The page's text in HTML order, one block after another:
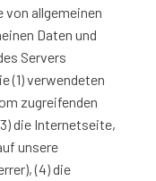
allgemeinen
Daten und
Servers
(1) verwendeten
zugreifenden
die Internetseite,
unsere
(4) die